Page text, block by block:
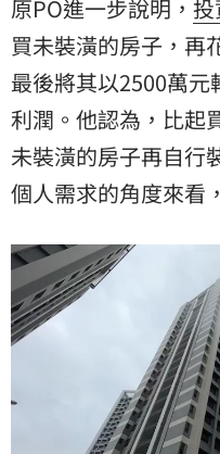
原PO進一步說明， 投
買未裝潢的房子，再
最後將其以2500萬
利潤。他認為，比起
未裝潢的房子再自行
個人需求的角度來看